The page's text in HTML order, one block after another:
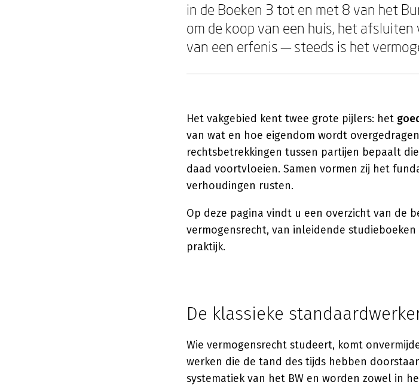
in de Boeken 3 tot en met 8 van het
om de koop van een huis, het
van een erfenis — steeds is het
Het vakgebied kent twee grote pijlers: het
van wat en hoe eigendom wordt
rechtsbetrekkingen tussen partijen bepaalt
daad voortvloeien. Samen vormen zij het
verhoudingen rusten.
Op deze pagina vindt u een overzicht van de
vermogensrecht, van inleidende
praktijk.
De klassieke
Wie vermogensrecht studeert, komt
werken die de tand des tijds hebben
systematiek van het BW en worden zowel in